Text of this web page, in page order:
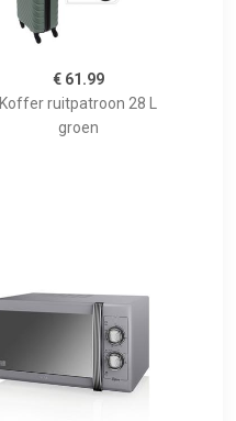
€ 61.99
Koffer ruitpatroon 28 L
groen